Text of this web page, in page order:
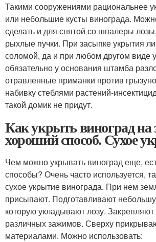
Такими сооружениями рациональнее
или небольшие кусты винограда.
сделать и для снятой со шпалеры
рыхлые пучки. При засыпке укрытия
соломой, да и при любом другом виде
обязательно у основания штамба
отравленные приманки против
набивку стеблями растений-
такой домик не придут.
Как укрыть виноград на
хороший способ. Сухое
Чем можно укрывать виноград еще,
способы? Очень часто используется,
сухое укрытие винограда. При нем
присыпают. Подготавливают
которую укладывают лозу.
различных зажимов. Сверху
материалами. Можно использовать: